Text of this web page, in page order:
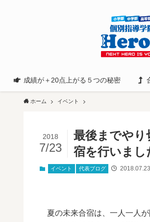
成績が＋20点上がる５つの秘密
ホーム イベント
最後までやり
宿を行いまし
2018
7/23
イベント 代表ブログ 2018.07.23
夏の未来合宿は、一人一人